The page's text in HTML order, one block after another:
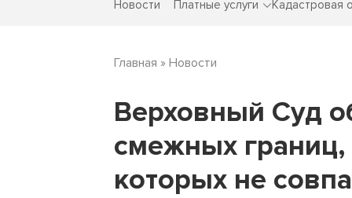
Новости Платные услуги Кадастровая
Главная » Новости
Верховный Суд
смежных границ,
которых не